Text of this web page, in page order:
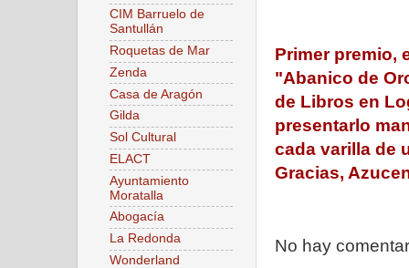
Primer premio,
"Abanico de
de Libros en
presentarlo
cada varilla de
Gracias,
No hay
CIM Barruelo de
Santullán
Roquetas de Mar
Zenda
Casa de Aragón
Gilda
Sol Cultural
ELACT
Ayuntamiento
Moratalla
Abogacía
La Redonda
Wonderland